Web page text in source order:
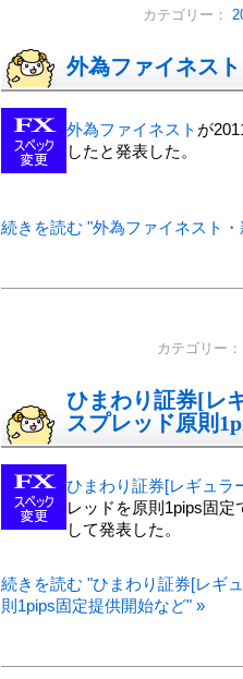
カテゴリー：
外為ファイネス
外為ファイネスト が
したと発表した。
続きを読む "外為ファイネスト
カテゴリー
ひまわり証券[レ
スプレッド原則
ひまわり証券[レギュラ
レッドを原則1pips固
して発表した。
続きを読む "ひまわり証券[レギ
則1pips固定提供開始など" »